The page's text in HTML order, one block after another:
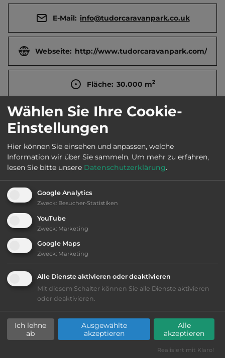
E-Mail: info@tudorcaravanpark.co.uk
Webseite: http://www.tudorcaravanpark.com/
Fläche: 30.000 m2
Öffnungszeiten: Ganzjährig geöffnet
Telefon: 0044 1453 890483
Ausstattung:
AB-Abfahrt max. 10 km entfernt
bis 35,- Euro
Klassifizierung: befriedigend
Lage: schön
Platzeinrichtung: befriedigend
Geräuschkulisse: überwiegend ruhig
Wählen Sie Ihre Cookie-
Einstellungen
Hier können Sie einsehen und anpassen, welche
Information wir über Sie sammeln. Um mehr zu erfahren,
lesen Sie bitte unsere Datenschutzerklärung.
Google Analytics
Zweck: Besucher-Statistiken
YouTube
Zweck: Marketing
Google Maps
Zweck: Marketing
Alle Dienste aktivieren oder deaktivieren
Mit diesem Schalter können Sie alle Dienste aktivieren
oder deaktivieren.
Ich lehne
ab
Ausgewählte
akzeptieren
Alle
akzeptieren
Realisiert mit Klaro!